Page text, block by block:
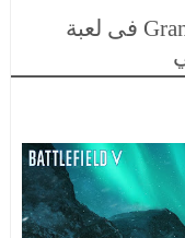
لن يتم إصدار طور Grand Operations فى لعبة